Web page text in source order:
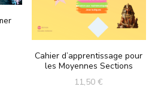
Cahier d’apprentissage pour
les Moyennes Sections
11,50€